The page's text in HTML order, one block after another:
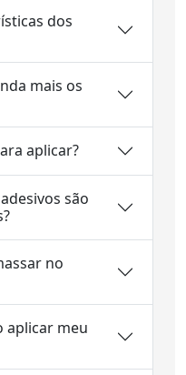
dos
mais os
aplicar?
são
no
aplicar meu